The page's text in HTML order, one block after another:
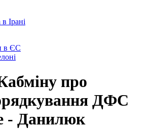
Ірані
в ЄС
про
ДФС
- Данилюк